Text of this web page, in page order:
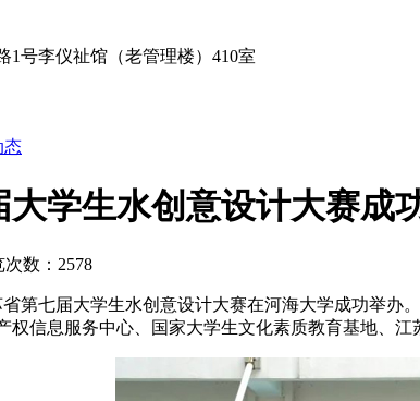
1号李仪祉馆（老管理楼）410室
态
大学生水创意设计大赛成
次数：2578
省第七届大学生水创意设计大赛在河海大学成功举
权信息服务中心、国家大学生文化素质教育基地、江